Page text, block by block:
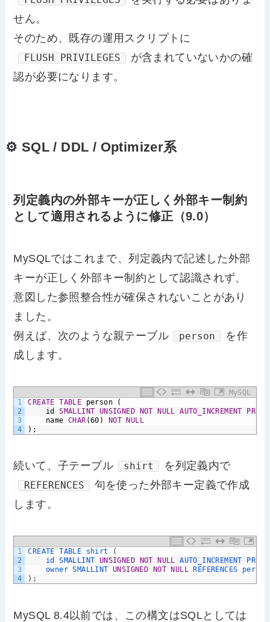
せん。
そのため、既存の運用スクリプトに
FLUSH PRIVILEGES
が含まれていないかの確
認が必要になります。
⚙️ SQL / DDL / Optimizer系
列定義内の外部キーが正しく外部キー制約
として適用されるように修正（9.0）
MySQLではこれまで、列定義内で記述した外部
キーが正しく外部キー制約として認識されず、
意図した参照整合性が確保されないことがあり
ました。
例えば、次のような親テーブル
person
を作
成します。
MySQL
1
2
3
4
CREATE TABLE person
(
id
SMALLINT UNSIGNED NOT NULL AUTO_INCREMENT
name CHAR (60)
NOT NULL
);
続いて、子テーブル shirt を列定義内で
REFERENCES
句を使った外部キー定義で作成
します。
1
2
3
4
CREATE TABLE shirt
(
id SMALLINT UNSIGNED NOT NULL AUTO_INCREMENT
owner SMALLINT UNSIGNED NOT NULL REFERENCES person
) ;
MySQL 8.4以前では、この構文はSQLとしては